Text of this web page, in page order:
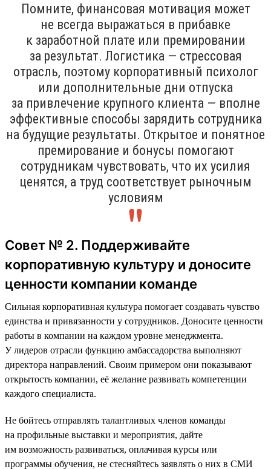
Помните, финансовая мотивация может
не всегда выражаться в прибавке
к заработной плате или премировании
за результат. Логистика — стрессовая
отрасль, поэтому корпоративный психолог
или дополнительные дни отпуска
за привлечение крупного клиента — вполне
эффективные способы зарядить сотрудника
на будущие результаты. Открытое и понятное
премирование и бонусы помогают
сотрудникам чувствовать, что их усилия
ценятся, а труд соответствует рыночным
условиям
Совет № 2. Поддерживайте
корпоративную культуру и доносите
ценности компании команде
Сильная корпоративная культура помогает создавать чувство
единства и привязанности у сотрудников. Доносите ценности
работы в компании на каждом уровне менеджмента.
У лидеров отрасли функцию амбассадорства выполняют
директора направлений. Своим примером они показывают
открытость компании, её желание развивать компетенции
каждого специалиста.
Не бойтесь отправлять талантливых членов команды
на профильные выставки и мероприятия, дайте
им возможность развиваться, оплачивая курсы или
программы обучения, не стесняйтесь заявлять о них в СМИ